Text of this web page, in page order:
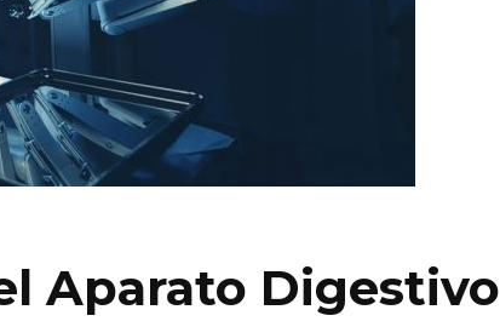
Aparato Digestivo